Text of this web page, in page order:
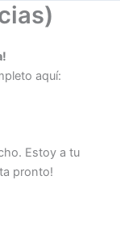
aquí:
Estoy a tu
pronto!